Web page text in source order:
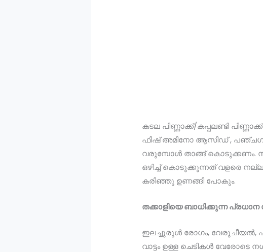
കടല പിണ്ണാക്ക്/കപ്പലണ്ടി
ഫിഷ്‌ അമിനോ ആസിഡ് ,
വരുമ്പോള്‍ താങ്ങ് കൊടുക്കണം.
ഒഴിച്ച് കൊടുക്കുന്നത് വളരെ
കരിഞ്ഞു ഉണങ്ങി പോകും.
തക്കാളിയെ ബാധിക്കുന്ന
ഇലച്ചുരുൾ രോഗം, വേരുചീയൽ,
വാട്ടം ഉള്ള ചെടികള്‍ വേരോടെ